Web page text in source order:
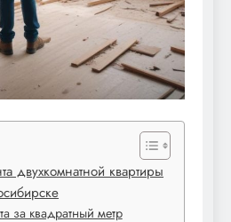
двухкомнатной квартиры
за квадратный метр